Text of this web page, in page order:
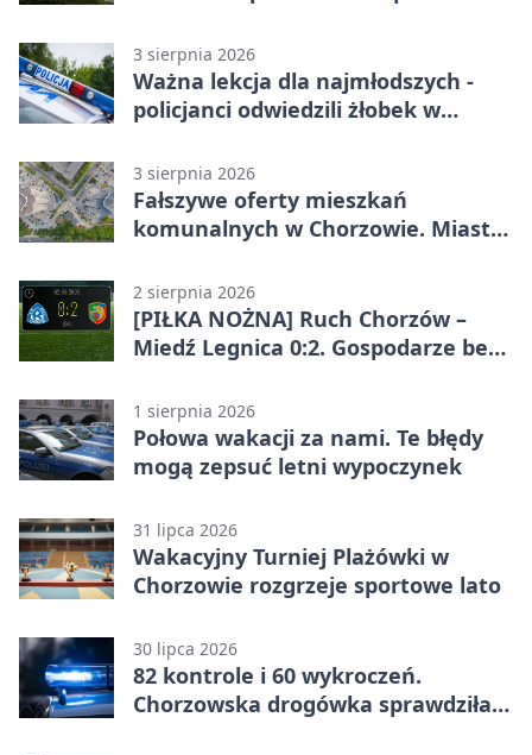
3 sierpnia 2026
Ważna lekcja dla najmłodszych -
policjanci odwiedzili żłobek w
3 sierpnia 2026
Fałszywe oferty mieszkań
komunalnych w Chorzowie. Miasto
2 sierpnia 2026
[PIŁKA NOŻNA] Ruch Chorzów –
Miedź Legnica 0:2. Gospodarze bez
1 sierpnia 2026
Połowa wakacji za nami. Te błędy
mogą zepsuć letni wypoczynek
31 lipca 2026
Wakacyjny Turniej Plażówki w
Chorzowie rozgrzeje sportowe lato
30 lipca 2026
82 kontrole i 60 wykroczeń.
Chorzowska drogówka sprawdziła